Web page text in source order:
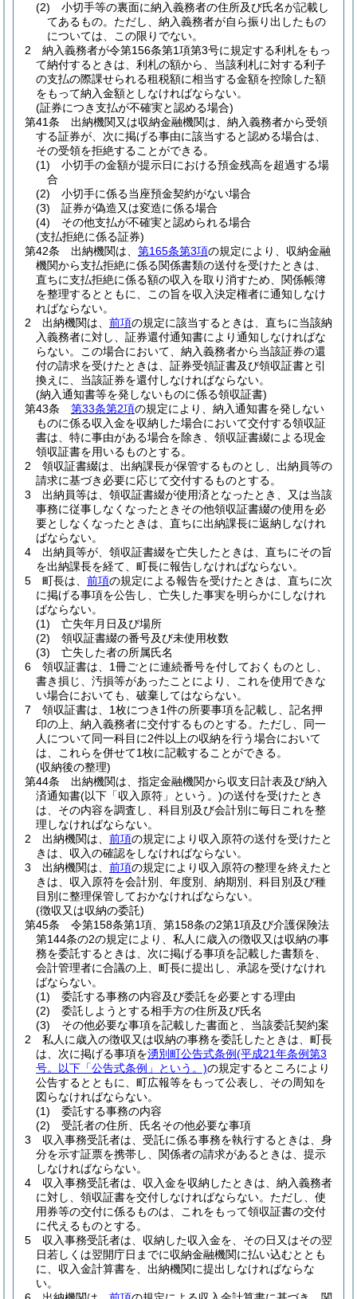
(2)
小切手等の裏面に納入義務者の住所及び氏名が記載し
てあるもの。 ただし、納入義務者が自ら振り出したもの
については、この限りでない。
2
納入義務者が令第156条第1項第3号に規定する利札をもっ
て納付するときは、利札の額から、当該利札に対する利子
の支払の際課せられる租税額に相当する金額を控除した額
をもって納入金額としなければならない。
(証券につき支払が不確実と認める場合)
第41条
出納機関又は収納金融機関は、納入義務者から受領
する証券が、次に掲げる事由に該当すると認める場合は、
その受領を拒絶することができる。
(1)
小切手の金額が提示日における預金残高を超過する場
合
(2)
小切手に係る当座預金契約がない場合
(3)
証券が偽造又は変造に係る場合
(4)
その他支払が不確実と認められる場合
(支払拒絶に係る証券)
第42条
出納機関は、 第165条第3項の規定により、収納金融
機関から支払拒絶に係る関係書類の送付を受けたときは、
直ちに支払拒絶に係る額の収入を取り消すため、関係帳簿
を整理するとともに、この旨を収入決定権者に通知しなけ
ればならない。
2
出納機関は、 前項の規定に該当するときは、直ちに当該納
入義務者に対し、証券還付通知書により通知しなければな
らない。
この場合において、納入義務者から当該証券の還
付の請求を受けたときは、証券受領証書及び領収証書と引
換えに、当該証券を還付しなければならない。
(納入通知書等を発しないものに係る領収証書)
第43条
第33条第2項の規定により、納入通知書を発しない
ものに係る収入金を収納した場合において交付する領収証
書は、特に事由がある場合を除き、領収証書綴による現金
領収証書を用いるものとする。
2
領収証書綴は、出納課長が保管するものとし、出納員等の
請求に基づき必要に応じて交付するものとする。
3
出納員等は、領収証書綴が使用済となったとき、又は当該
事務に従事しなくなったときその他領収証書綴の使用を必
要としなくなったときは、直ちに出納課長に返納しなけれ
ばならない。
4
出納員等が、領収証書綴を亡失したときは、直ちにその旨
を出納課長を経て、町長に報告しなければならない。
5
町長は、 前項の規定による報告を受けたときは、直ちに次
に掲げる事項を公告し、亡失した事実を明らかにしなけれ
ばならない。
(1)
亡失年月日及び場所
(2)
領収証書綴の番号及び未使用枚数
(3)
亡失した者の所属氏名
6
領収証書は、1冊ごとに連続番号を付しておくものとし、
書き損じ、汚損等があったことにより、これを使用できな
い場合においても、破棄してはならない。
7
領収証書は、1枚につき1件の所要事項を記載し、記名押
印の上、納入義務者に交付するものとする。 ただし、同一
人について同一科目に2件以上の収納を行う場合において
は、これらを併せて1枚に記載することができる。
(収納後の整理)
第44条
出納機関は、指定金融機関から収支日計表及び納入
済通知書(以下「収入原符」という。)の送付を受けたとき
は、その内容を調査し、科目別及び会計別に毎日これを整
理しなければならない。
2
出納機関は、 前項の規定により収入原符の送付を受けたと
きは、収入の確認をしなければならない。
3
出納機関は、 前項の規定により収入原符の整理を終えたと
きは、収入原符を会計別、年度別、納期別、科目別及び種
目別に整理保管しておかなければならない。
(徴収又は収納の委託)
第45条
令第158条第1項、第158条の2第1項及び介護保険法
第144条の2の規定により、私人に歳入の徴収又は収納の事
務を委託するときは、次に掲げる事項を記載した書類を、
会計管理者に合議の上、町長に提出し、承認を受けなけれ
ばならない。
(1)
委託する事務の内容及び委託を必要とする理由
(2)
委託しようとする相手方の住所及び氏名
(3)
その他必要な事項を記載した書面と、当該委託契約案
2
私人に歳入の徴収又は収納の事務を委託したときは、町長
は、次に掲げる事項を湧別町公告式条例(平成21年条例第3
号。以下「公告式条例」という。)の規定するところにより
公告するとともに、町広報等をもって公表し、その周知を
図らなければならない。
(1)
委託する事務の内容
(2)
受託者の住所、氏名その他必要な事項
3
収入事務受託者は、受託に係る事務を執行するときは、身
分を示す証票を携帯し、関係者の請求があるときは、提示
しなければならない。
4
収入事務受託者は、収入金を収納したときは、納入義務者
に対し、領収証書を交付しなければならない。 ただし、使
用券等の交付に係るものは、これをもって領収証書の交付
に代えるものとする。
5
収入事務受託者は、収納した収入金を、その日又はその翌
日若しくは翌開庁日までに収納金融機関に払い込むととも
に、収入金計算書を、出納機関に提出しなければならな
い。